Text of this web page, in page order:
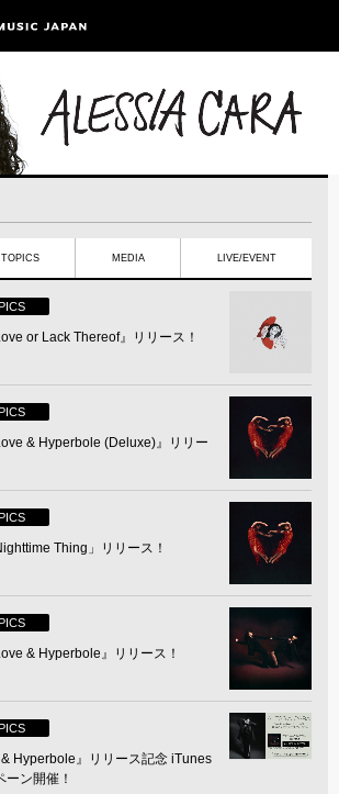
TOPICS MEDIA LIVE/EVENT
or Lack Thereof』リリース！
& Hyperbole (Deluxe)』リリー
Thing」リリース！
& Hyperbole』リリース！
Hyperbole』リリース記念 iTunes
ン開催！